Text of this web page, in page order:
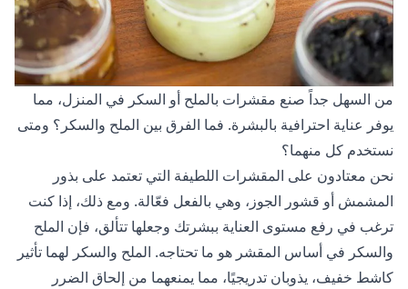
من السهل جداً صنع مقشرات بالملح أو السكر في المنزل، مما
يوفر عناية احترافية بالبشرة. فما الفرق بين الملح والسكر؟ ومتى
نستخدم كل منهما؟
نحن معتادون على المقشرات اللطيفة التي تعتمد على بذور
المشمش أو قشور الجوز، وهي بالفعل فعّالة. ومع ذلك، إذا كنت
ترغب في رفع مستوى العناية ببشرتك وجعلها تتألق، فإن الملح
والسكر في أساس المقشر هو ما تحتاجه. الملح والسكر لهما تأثير
كاشط خفيف، يذوبان تدريجيًا، مما يمنعهما من إلحاق الضرر